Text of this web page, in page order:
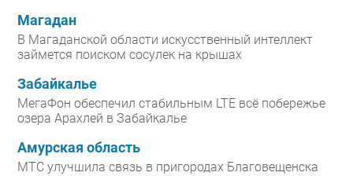
Магадан
В Магаданской области искусственный интеллект
займется поиском сосулек на крышах
Забайкалье
МегаФон обеспечил стабильным LTE всё побережье
озера Арахлей в Забайкалье
Амурская область
МТС улучшила связь в пригородах Благовещенска